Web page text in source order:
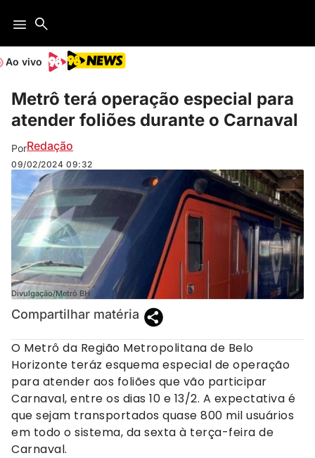
Ao vivo
Metrô terá operação especial para
atender foliões durante o Carnaval
PorRedação
09/02/2024 09:32
Divulgação/Metrô BH
Compartilhar matéria
O Metrô da Região Metropolitana de Belo
Horizonte teráz esquema especial de operação
para atender aos foliões que vão participar
Carnaval, entre os dias 10 e 13/2. A expectativa é
que sejam transportados quase 800 mil usuários
em todo o sistema, da sexta à terça-feira de
Carnaval.